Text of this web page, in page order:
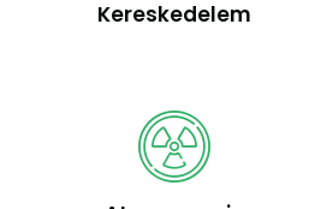
Kereskedelem